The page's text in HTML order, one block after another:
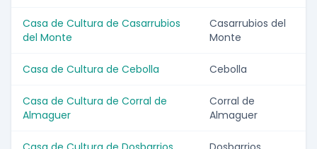
Casa de Cultura de Casarrubios
del Monte
Casarrubios del
Monte
Casa de Cultura de Cebolla Cebolla
Casa de Cultura de Corral de
Almaguer
Corral de
Almaguer